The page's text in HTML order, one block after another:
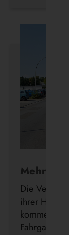
Mehr
Die
ihrer
kommenden